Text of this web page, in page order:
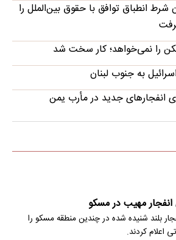
شرط انطباق توافق با حقوق بین‌الملل را
را نمی‌خواهد؛ کار سخت شد
به جنوب لبنان
جدید در مأرب یمن
مهیب در مسکو
بلند شنیده شده در چندین منطقه مسکو را
اعلام کردند.